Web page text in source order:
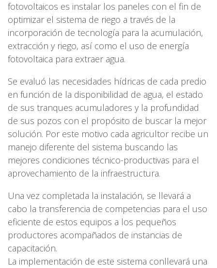
fotovoltaicos es instalar los paneles con el fin de
optimizar el sistema de riego a través de la
incorporación de tecnología para la acumulación,
extracción y riego, así como el uso de energía
fotovoltaica para extraer agua.
Se evaluó las necesidades hídricas de cada predio
en función de la disponibilidad de agua, el estado
de sus tranques acumuladores y la profundidad
de sus pozos con el propósito de buscar la mejor
solución. Por este motivo cada agricultor recibe un
manejo diferente del sistema buscando las
mejores condiciones técnico-productivas para el
aprovechamiento de la infraestructura.
Una vez completada la instalación, se llevará a
cabo la transferencia de competencias para el uso
eficiente de estos equipos a los pequeños
productores acompañados de instancias de
capacitación.
La implementación de este sistema conllevará una